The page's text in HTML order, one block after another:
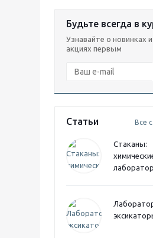
Будьте всегда в
Узнавайте о новинках и
акциях первым
Статьи Все
Стаканы: